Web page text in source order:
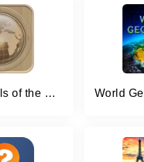
Quiz-Capitals of the world